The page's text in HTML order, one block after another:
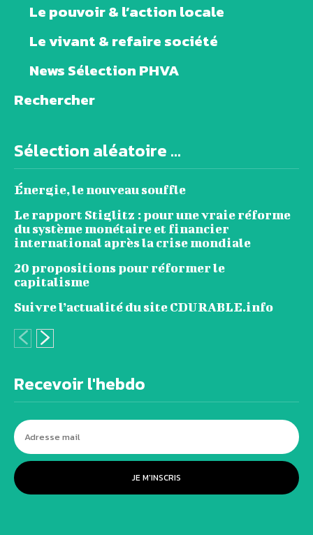
Le pouvoir & l’action locale
Le vivant & refaire société
News Sélection PHVA
Rechercher
Sélection aléatoire ...
Énergie, le nouveau souffle
Le rapport Stiglitz : pour une vraie réforme
du système monétaire et financier
international après la crise mondiale
20 propositions pour réformer le
capitalisme
Suivre l’actualité du site CDURABLE.info
Recevoir l'hebdo
JE M'INSCRIS